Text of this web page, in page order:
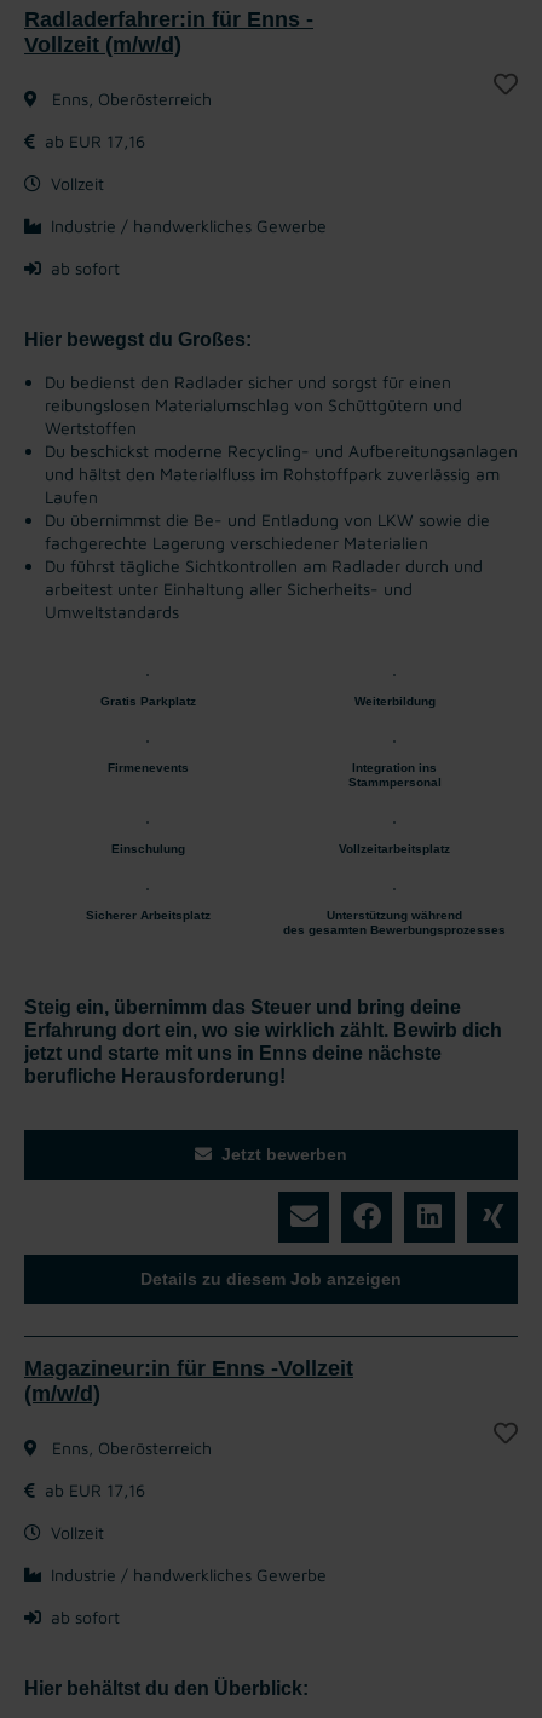
Radladerfahrer:in für Enns -
Vollzeit (m/w/d)
Enns, Oberösterreich
ab EUR 17,16
Vollzeit
Industrie / handwerkliches Gewerbe
ab sofort
Hier bewegst du Großes:
Du bedienst den Radlader sicher und sorgst für einen
reibungslosen Materialumschlag von Schüttgütern und
Wertstoffen
Du beschickst moderne Recycling- und Aufbereitungsanlagen
und hältst den Materialfluss im Rohstoffpark zuverlässig am
Laufen
Du übernimmst die Be- und Entladung von LKW sowie die
fachgerechte Lagerung verschiedener Materialien
Du führst tägliche Sichtkontrollen am Radlader durch und
arbeitest unter Einhaltung aller Sicherheits- und
Umweltstandards
Gratis Parkplatz Weiterbildung
Firmenevents
Integration ins
Stammpersonal
Einschulung Vollzeitarbeitsplatz
Sicherer Arbeitsplatz
Unterstützung während
des gesamten Bewerbungsprozesses
Steig ein, übernimm das Steuer und bring deine
Erfahrung dort ein, wo sie wirklich zählt. Bewirb dich
jetzt und starte mit uns in Enns deine nächste
berufliche Herausforderung!
Jetzt bewerben
Details zu diesem Job anzeigen
Magazineur:in für Enns -Vollzeit
(m/w/d)
Enns, Oberösterreich
ab EUR 17,16
Vollzeit
Industrie / handwerkliches Gewerbe
ab sofort
Hier behältst du den Überblick: